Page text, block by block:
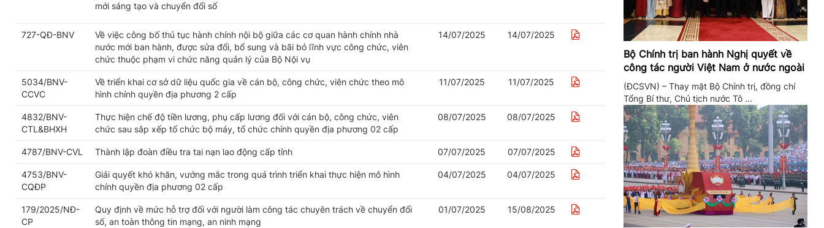
mới sáng tạo và chuyển đổi số
727-QĐ-BNV
Về việc công bố thủ tục hành chính nội bộ giữa các cơ quan hành chính nhà
nước mới ban hành, được sửa đổi, bổ sung và bãi bỏ lĩnh vực công chức, viên
chức thuộc phạm vi chức năng quản lý của Bộ Nội vụ
14/07/2025 14/07/2025
5034/BNV-
CCVC
Về triển khai cơ sở dữ liệu quốc gia về cán bộ, công chức, viên chức theo mô
hình chính quyền địa phương 2 cấp
11/07/2025 11/07/2025
4832/BNV-
CTL&BHXH
Thực hiện chế độ tiền lương, phụ cấp lương đối với cán bộ, công chức, viên
chức sau sắp xếp tổ chức bộ máy, tổ chức chính quyền địa phương 02 cấp
08/07/2025 08/07/2025
4787/BNV-CVL Thành lập đoàn điều tra tai nạn lao động cấp tỉnh 07/07/2025 07/07/2025
4753/BNV-
CQĐP
Giải quyết khó khăn, vướng mắc trong quá trình triển khai thực hiện mô hình
chính quyền địa phương 02 cấp
04/07/2025 04/07/2025
179/2025/NĐ-
CP
Quy định về mức hỗ trợ đối với người làm công tác chuyên trách về chuyển đổi
số, an toàn thông tin mạng, an ninh mạng
01/07/2025 15/08/2025
Bộ Chính trị ban hành Nghị quyết về
công tác người Việt Nam ở nước ngoài
(ĐCSVN) – Thay mặt Bộ Chính trị, đồng chí
Tổng Bí thư, Chủ tịch nước Tô ...